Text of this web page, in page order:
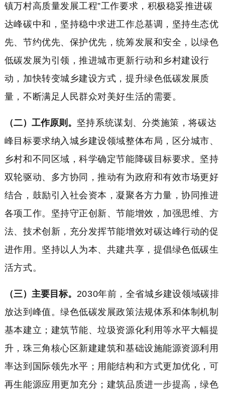
镇万村高质量发展工程”工作要求，积极稳妥推进碳
达峰碳中和，坚持稳中求进工作总基调，坚持生态优
先、节约优先、保护优先，统筹发展和安全，以绿色
低碳发展为引领，推进城市更新行动和乡村建设行
动，加快转变城乡建设方式，提升绿色低碳发展质
量，不断满足人民群众对美好生活的需要。
（二）工作原则。 坚持系统谋划、分类施策，将碳达
峰目标要求纳入城乡建设领域整体布局，区分城市、
乡村和不同区域，科学确定节能降碳目标要求。坚持
双轮驱动、多方协同，推动有为政府和有效市场更好
结合，鼓励引入社会资本，凝聚各方力量，协同推进
各项工作。坚持守正创新、节能增效，加强思维、方
法、技术创新，充分发挥节能增效对碳达峰行动的促
进作用。坚持以人为本、共建共享，提倡绿色低碳生
活方式。
（三）主要目标。 2030年前，全省城乡建设领域碳排
放达到峰值。绿色低碳发展政策法规体系和体制机制
基本建立；建筑节能、垃圾资源化利用等水平大幅提
升，珠三角核心区新建建筑和基础设施能源资源利用
率达到国际领先水平；用能结构和方式更加优化，可
再生能源应用更加充分；建筑品质进一步提高，绿色